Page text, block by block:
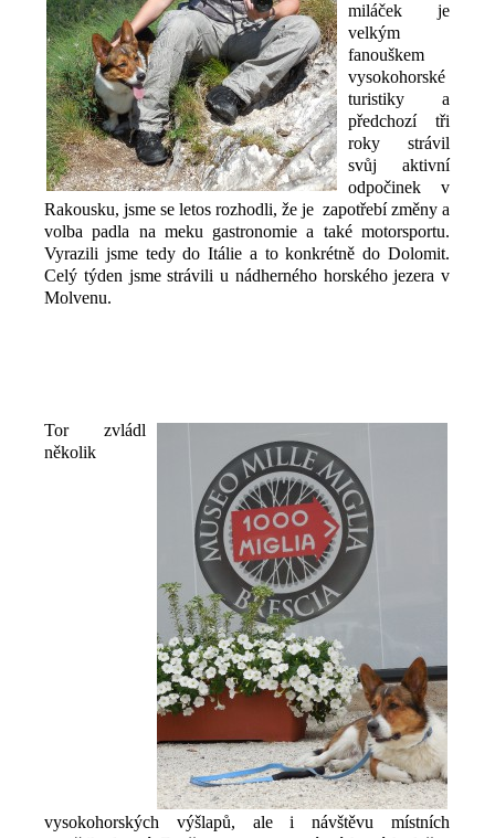
miláček je
velkým
fanouškem
vysokohorské
turistiky a
předchozí tři
roky strávil
svůj aktivní
odpočinek v
Rakousku, jsme se letos rozhodli, že je zapotřebí změny a
volba padla na meku gastronomie a také motorsportu.
Vyrazili jsme tedy do Itálie a to konkrétně do Dolomit.
Celý týden jsme strávili u nádherného horského jezera v
Molvenu.
Tor zvládl
několik
vysokohorských výšlapů, ale i návštěvu místních